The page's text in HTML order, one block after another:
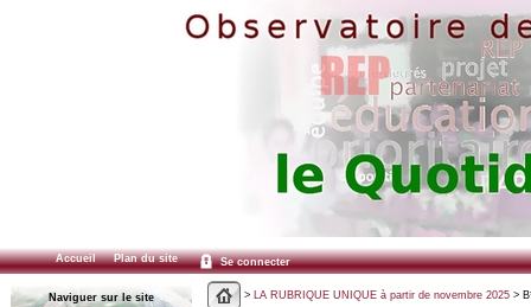
Accueil Plan du site Se connecter
Naviguer sur le site > LA RUBRIQUE UNIQUE à partir de novembre 2025>